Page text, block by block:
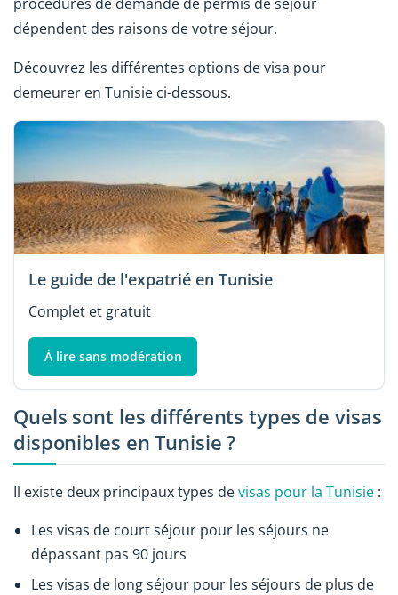
dépendent des raisons de votre séjour.
Découvrez les différentes options de visa pour
demeurer en Tunisie ci-dessous.
Le guide de l'expatrié en Tunisie
Complet et gratuit
À lire sans modération
Quels sont les différents types de visas
disponibles en Tunisie ?
Il existe deux principaux types devisas pour la Tunisie :
Les visas de court séjour pour les séjours ne
dépassant pas 90 jours
Les visas de long séjour pour les séjours de plus de